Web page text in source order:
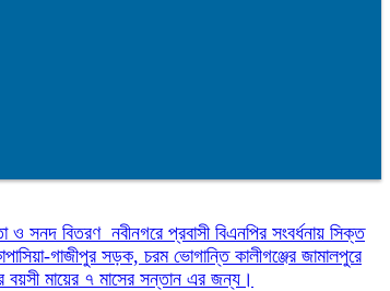
ও সনদ বিতরণ নবীনগরে প্রবাসী বিএনপির সংবর্ধনায় সিক্ত
গাজীপুর সড়ক, চরম ভোগান্তিকালীগঞ্জের জামালপুরে
মায়ের ৭ মাসের সন্তান এর জন্য।